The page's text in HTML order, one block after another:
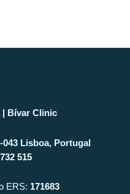
Bívar Clinic
Lisboa, Portugal
515
ERS: 171683